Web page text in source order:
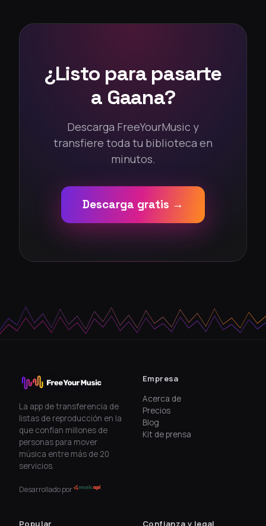
¿Listo para pasarte
a Gaana?
Descarga FreeYourMusic y
transfiere toda tu biblioteca en
minutos.
Descarga gratis →
La app de transferencia de
listas de reproducción en la
que confían millones de
personas para mover
música entre más de 20
servicios.
Desarrollado por
Empresa
Acerca de
Precios
Blog
Kit de prensa